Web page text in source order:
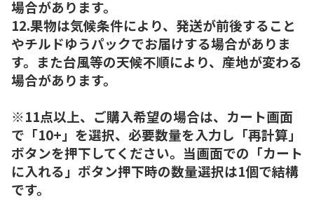
場合があります。
12.果物は気候条件により、発送が前後すること
やチルドゆうパックでお届けする場合がありま
す。また台風等の天候不順により、産地が変わる
場合があります。
※11点以上、ご購入希望の場合は、カート画面
で「10+」を選択、必要数量を入力し「再計算」
ボタンを押下してください。当画面での「カート
に入れる」ボタン押下時の数量選択は1個で結構
です。